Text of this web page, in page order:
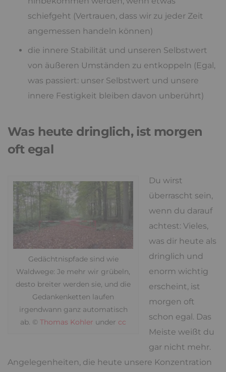
schiefgeht (Vertrauen, dass wir zu jeder Zeit
angemessen handeln können)
die innere Stabilität und unseren Selbstwert
von äußeren Umständen zu entkoppeln (Egal,
was passiert: unser Selbstwert und unsere
innere Festigkeit bleiben davon unberührt)
Was heute dringlich, ist morgen
oft egal
Gedächtnispfade sind wie
Waldwege: Je mehr wir grübeln,
desto breiter werden sie, und die
Gedankenketten laufen
irgendwann ganz automatisch
ab. © Thomas Kohler under cc
Du wirst
überrascht sein,
wenn du darauf
achtest: Vieles,
was dir heute als
dringlich und
enorm wichtig
erscheint, ist
morgen oft
schon egal. Das
Meiste weißt du
gar nicht mehr.
Angelegenheiten, die heute unsere Konzentration